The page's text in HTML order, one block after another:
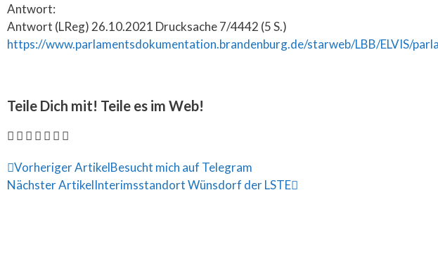
Antwort:
Antwort (LReg) 26.10.2021 Drucksache 7/4442 (5 S.)
https://www.parlamentsdokumentation.brandenburg.de/starweb/LBB/ELVIS/
Teile Dich mit! Teile es im Web!
Vorheriger ArtikelBesucht mich auf Telegram
Nächster ArtikelInterimsstandort Wünsdorf der LSTE